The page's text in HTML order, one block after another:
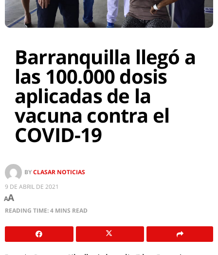
Barranquilla llegó a
las 100.000 dosis
aplicadas de la
vacuna contra el
COVID-19
BYCLASAR NOTICIAS
9 DE ABRIL DE 2021
AA
READING TIME: 4 MINS READ